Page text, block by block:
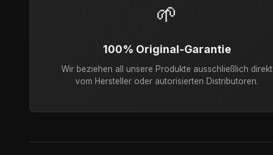
🌱
100% Original-Garantie
Wir beziehen all unsere Produkte ausschließlich direkt
vom Hersteller oder autorisierten Distributoren.